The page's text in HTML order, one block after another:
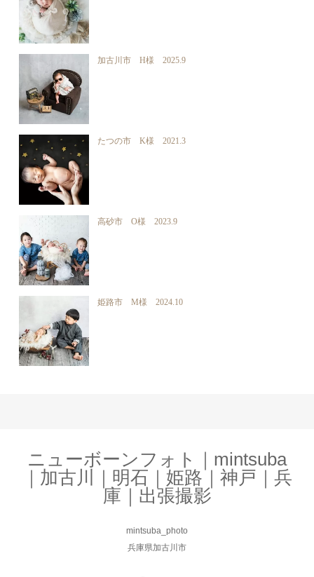
加古川市 H様 2025.9
たつの市 K様 2021.3
高砂市 O様 2023.9
姫路市 M様 2024.10
ニューボーンフォト｜mintsuba
｜加古川｜明石｜姫路｜神戸｜兵
庫｜出張撮影
mintsuba_photo
兵庫県加古川市